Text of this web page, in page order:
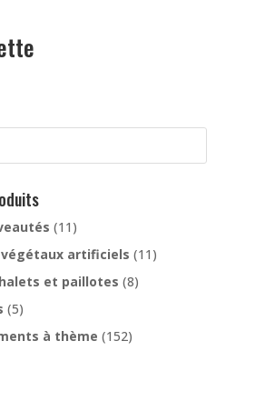
(11)
artificiels (11)
et paillotes (8)
(5)
à thème (152)